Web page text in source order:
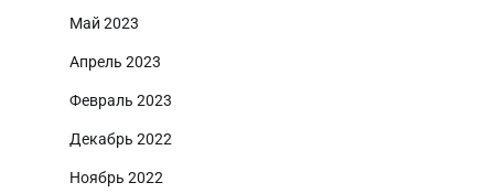
Май 2023
Апрель 2023
Февраль 2023
Декабрь 2022
Ноябрь 2022